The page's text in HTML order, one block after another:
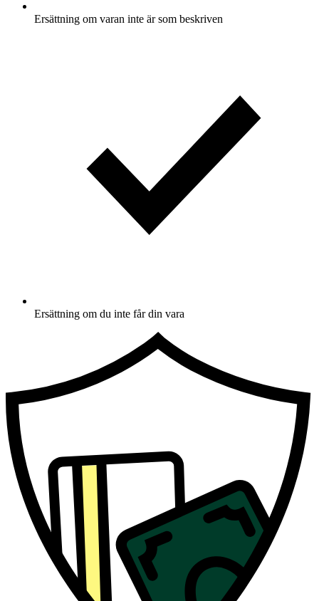
Ersättning om varan inte är som beskriven
Ersättning om du inte får din vara